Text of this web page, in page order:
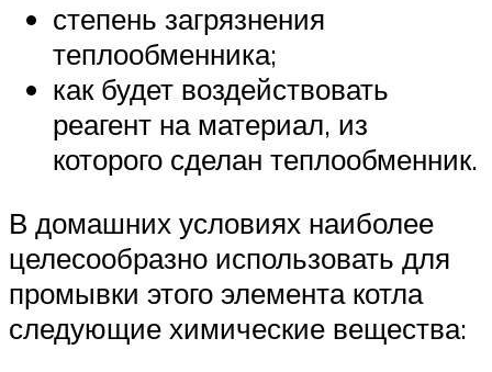
степень загрязнения
теплообменника;
как будет воздействовать
реагент на материал, из
которого сделан теплообменник.
В домашних условиях наиболее
целесообразно использовать для
промывки этого элемента котла
следующие химические вещества: